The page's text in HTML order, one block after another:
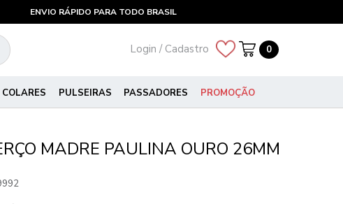
ENVIO RÁPIDO PARA TODO BRASIL
Login / Cadastro 0
COLARES PULSEIRAS PASSADORES PROMOÇÃO
MADRE PAULINA OURO 26MM